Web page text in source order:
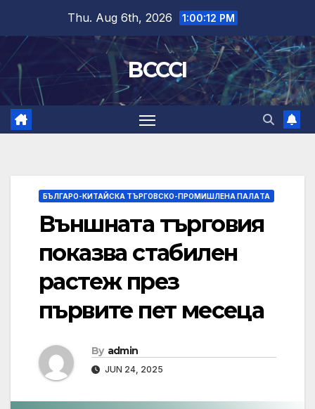
content
Thu. Aug 6th, 2026 1:00:13 PM
BCCCI
БЪЛГАРО-КИТАЙСКА ТЪРГОВСКО-ПРОМИШЛЕНА ПАЛAТА
Външната търговия
показва стабилен
растеж през
първите пет месеца
By admin
JUN 24, 2025